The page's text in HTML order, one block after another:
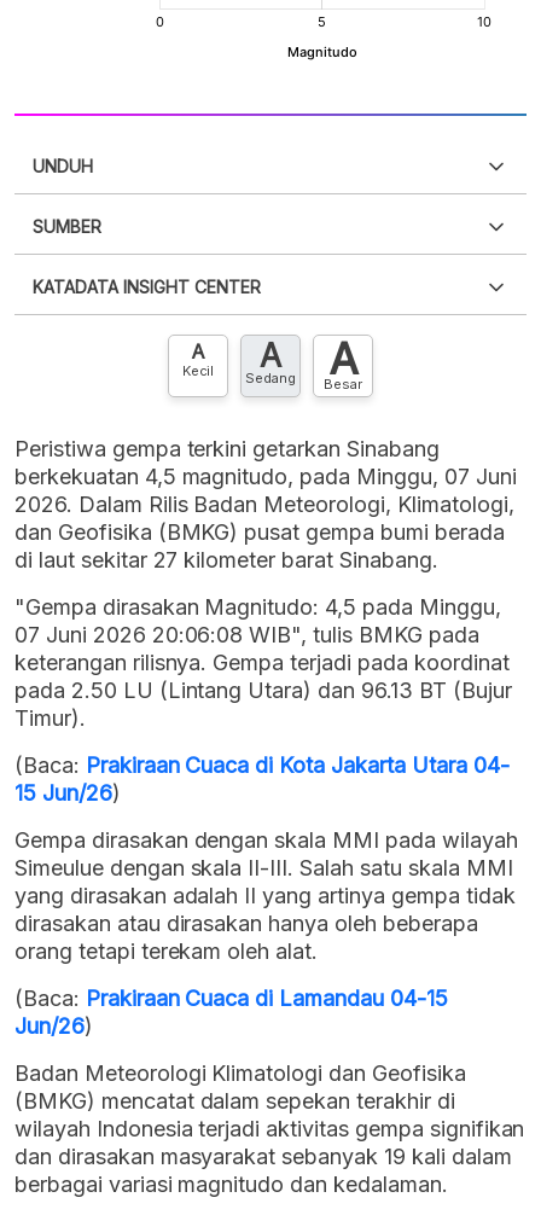
UNDUH
XLS
SUMBER
punya akun?Silakan Daftar sekarang
KATADATA INSIGHT CENTER
Hubungi sekarang »
A
Kecil A
Sedang A
Besar
Peristiwa gempa terkini getarkan Sinabang
berkekuatan 4,5 magnitudo, pada Minggu, 07 Juni
2026. Dalam Rilis Badan Meteorologi, Klimatologi,
dan Geofisika (BMKG) pusat gempa bumi berada
di laut sekitar 27 kilometer barat Sinabang.
"Gempa dirasakan Magnitudo: 4,5 pada Minggu,
07 Juni 2026 20:06:08 WIB", tulis BMKG pada
keterangan rilisnya. Gempa terjadi pada koordinat
pada 2.50 LU (Lintang Utara) dan 96.13 BT (Bujur
Timur).
(Baca: Prakiraan Cuaca di Kota Jakarta Utara 04-
15 Jun/26)
Gempa dirasakan dengan skala MMI pada wilayah
Simeulue dengan skala II-III. Salah satu skala MMI
yang dirasakan adalah II yang artinya gempa tidak
dirasakan atau dirasakan hanya oleh beberapa
orang tetapi terekam oleh alat.
(Baca: Prakiraan Cuaca di Lamandau 04-15
Jun/26)
Badan Meteorologi Klimatologi dan Geofisika
(BMKG) mencatat dalam sepekan terakhir di
wilayah Indonesia terjadi aktivitas gempa signifikan
dan dirasakan masyarakat sebanyak 19 kali dalam
berbagai variasi magnitudo dan kedalaman.